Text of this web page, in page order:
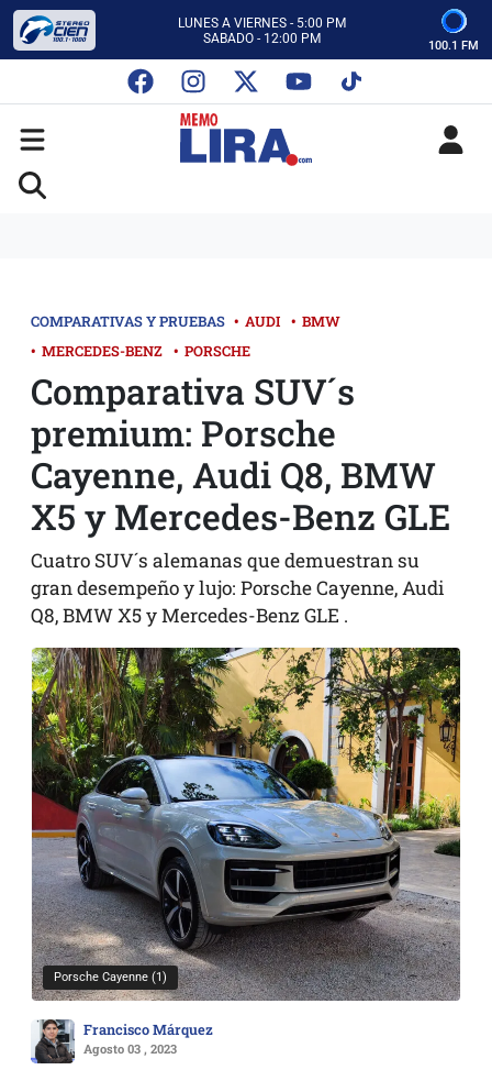
LUNES A VIERNES - 5:00 PM
SABADO - 12:00 PM
CON MEMO LIRA Y SU EQUIPO
LUNES A VIERNES - 5:00 PM
SABADO - 12:00 PM
100.1 FM
COMPARATIVAS Y PRUEBAS • AUDI • BMW
• MERCEDES-BENZ • PORSCHE
Comparativa SUV´s
premium: Porsche
Cayenne, Audi Q8, BMW
X5 y Mercedes-Benz GLE
Cuatro SUV´s alemanas que demuestran su
gran desempeño y lujo: Porsche Cayenne, Audi
Q8, BMW X5 y Mercedes-Benz GLE .
Porsche Cayenne (1)
Francisco Márquez
Agosto 03 , 2023